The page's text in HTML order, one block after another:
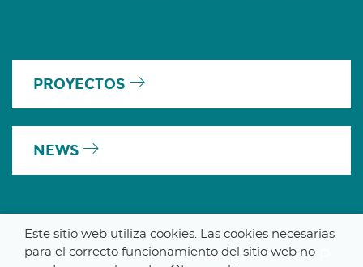
PROYECTOS
NEWS
A MEMBER OF THE PARLYM GROUP
Este sitio web utiliza cookies. Las cookies necesarias
para el correcto funcionamiento del sitio web no